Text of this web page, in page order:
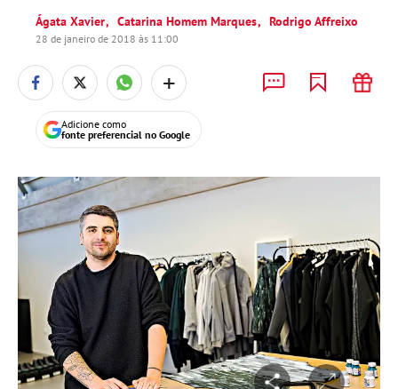
Ágata Xavier Catarina Homem Marques Rodrigo Affreixo
28 de janeiro de 2018 às 11:00
+
Adicione como
fonte preferencial no Google